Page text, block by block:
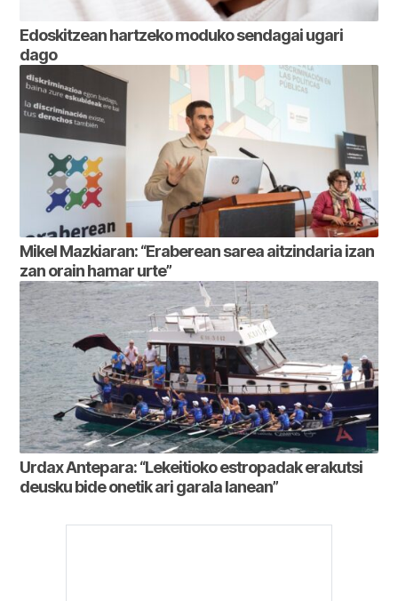
Edoskitzean hartzeko moduko sendagai ugari
dago
Mikel Mazkiaran: “Eraberean sarea aitzindaria izan
zan orain hamar urte”
Urdax Antepara: “Lekeitioko estropadak erakutsi
deusku bide onetik ari garala lanean”